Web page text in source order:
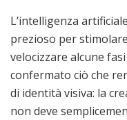
L’intelligenza
prezioso per
velocizzare alcune
confermato ciò che
di identità visiva: la
non deve